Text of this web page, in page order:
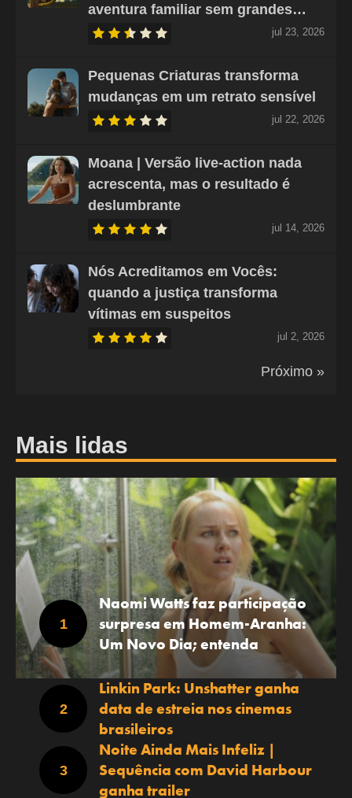
aventura familiar sem grandes…
jul 23, 2026
Pequenas Criaturas transforma
mudanças em um retrato sensível
jul 22, 2026
Moana | Versão live-action nada
acrescenta, mas o resultado é
deslumbrante
jul 14, 2026
Nós Acreditamos em Vocês:
quando a justiça transforma
vítimas em suspeitos
jul 2, 2026
Próximo »
Mais lidas
Naomi Watts faz participação
surpresa em Homem-Aranha:
Um Novo Dia; entenda
Linkin Park: Unshatter ganha
data de estreia nos cinemas
brasileiros
Noite Ainda Mais Infeliz |
Sequência com David Harbour
ganha trailer